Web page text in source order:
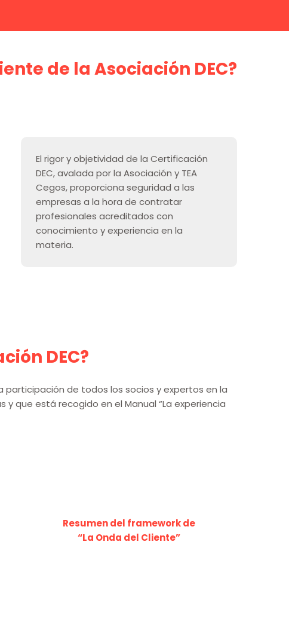
de la Asociación DEC?
El rigor y objetividad de la Certificación
DEC, avalada por la Asociación y TEA
Cegos, proporciona seguridad a las
empresas a la hora de contratar
profesionales acreditados con
conocimiento y experiencia en la
materia.
DEC?
participación de todos los socios y expertos en la
que está recogido en el Manual “La experiencia
Resumen del framework de
“La Onda del Cliente”